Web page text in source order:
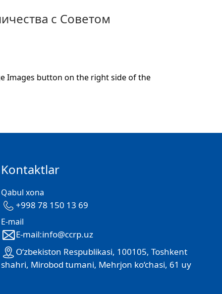
с Советом
Images button on the right side of the
Kontaktlar
Qabul xona
+998 78 150 13 69
E-mail
E-mail:info@ccrp.uz
O‘zbekiston Respublikasi, 100105, Toshkent
shahri, Mirobod tumani, Mehrjon ko‘chasi, 61 uy